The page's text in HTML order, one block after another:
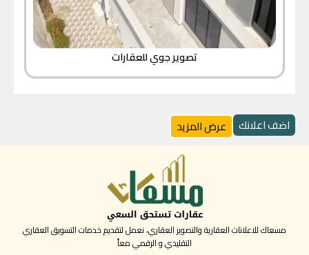
تصوير جوي للعقارات
اضف اعلانك عرض المزيد
مسعاك للاعلانات العقارية والتصوير العقاري، نعمل لتقديم خدمات التسويق العقاري
التقليدي و الرقمي معاً